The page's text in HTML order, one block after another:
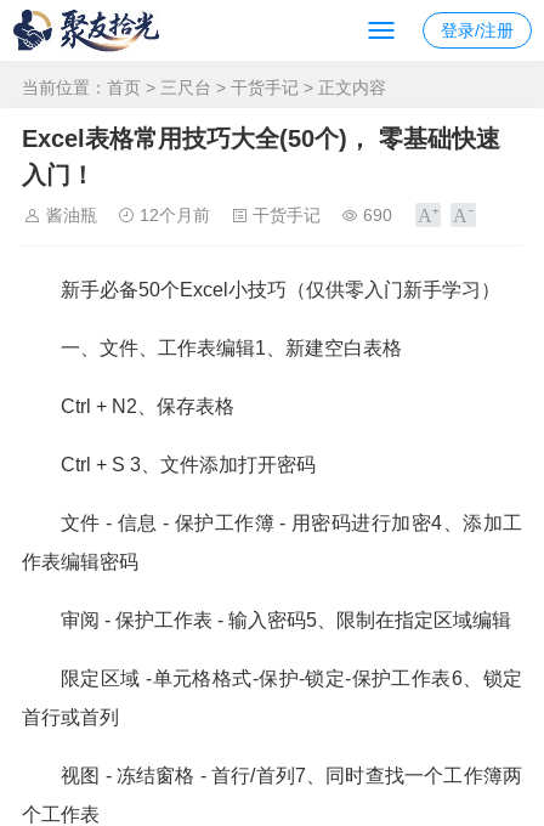
登录/注册
当前位置： 首页 > 三尺台 > 干货手记 > 正文内容
Excel表格常用技巧大全(50个)， 零基础快速
入门！
酱油瓶 12个月前 干货手记 690
新手必备50个Excel小技巧（仅供零入门新手学习）
一、文件、工作表编辑1、新建空白表格
Ctrl + N2、保存表格
Ctrl + S 3、文件添加打开密码
文件 - 信息 - 保护工作簿 - 用密码进行加密4、添加工
作表编辑密码
审阅 - 保护工作表 - 输入密码5、限制在指定区域编辑
限定区域 -单元格格式-保护-锁定-保护工作表6、锁定
首行或首列
视图 - 冻结窗格 - 首行/首列7、同时查找一个工作簿两
个工作表